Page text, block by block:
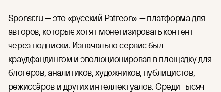
Подготовка и проведение
мероприятий в Москве и по
всей России: съёмка,
трансляция, хранение и защита
записей.
Sponsr.ru — это «русский Patreon» — платформа для
авторов, которые хотят монетизировать контент
через подписки. Изначально сервис был
краудфандингом и эволюционировал в площадку для
блогеров, аналитиков, художников, публицистов,
режиссёров и других интеллектуалов. Среди тысяч